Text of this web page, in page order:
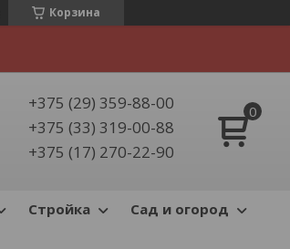
Корзина
+375 (29) 359-88-00
+375 (33) 319-00-88
+375 (17) 270-22-90
Стройка
Сад и огород